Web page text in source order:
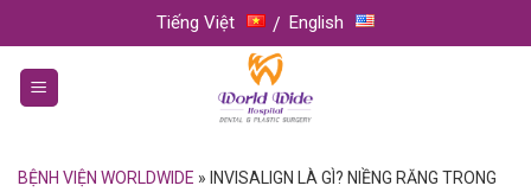
to
content
Tiếng Việt English
BỆNH VIỆN WORLDWIDE » INVISALIGN LÀ GÌ? NIỀNG RĂNG TRONG